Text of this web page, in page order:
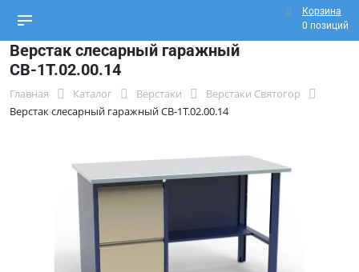
Корзина
0 позиций
Верстак слесарный гаражный
СВ-1Т.02.00.14
Главная Каталог Верстаки
Верстаки Святогор
Верстак слесарный гаражный СВ-1Т.02.00.14